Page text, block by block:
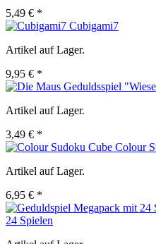
5,49 € *
Cubigami7
Artikel auf Lager.
9,95 € *
Artikel auf Lager.
3,49 € *
Colour
Artikel auf Lager.
6,95 € *
24 Spielen